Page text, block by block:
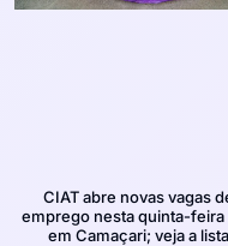
CIAT abre novas vagas
emprego nesta quinta-feira
em Camaçari; veja a lista